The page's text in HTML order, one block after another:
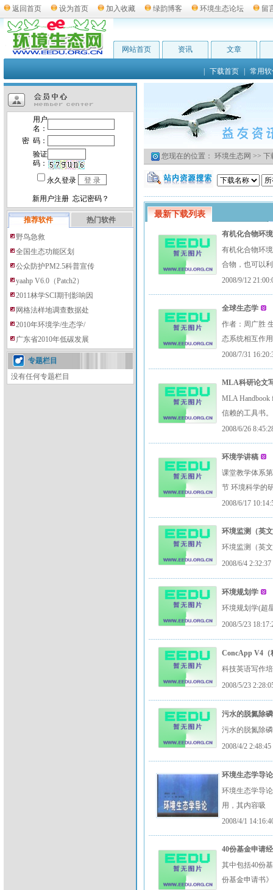
返回首页 设为首页 加入收藏 绿韵博客 环境生态论坛 留
网站首页 资讯 文章
下载首页 常用
推荐软件
热门软件
野鸟急救
全国生态功能区划
公众防护PM2.5科普宣传
yaahp V6.0（Patch2）
2011林学SCI期刊影响因
网格法样地调查数据处
2010年环境学/生态学/
广东省2010年低碳发展
专题栏目
没有任何专题栏目
您现在的位置： 环境生态网 >> 下
最新下载列表
有机化合物环
有机化合物环
合物，也可以
2008/9/12
全球生态学
作者：周广胜
态系统相互作
2008/7/31
MLA科研论文
MLA Handbook
信赖的工具书
2008/6/26
环境学讲稿
课堂教学体系
节 环境科学的
2008/6/17
环境监测（英
环境监测（英
2008/6/4 2:32:37
环境规划学
环境规划学(超
2008/5/23
ConcApp V4
科技英语写作
2008/5/23
污水的脱氮除
污水的脱氮除
2008/4/2 2:48:45
环境生态学导
环境生态学导
用，其内容吸
2008/4/1
40份基金申请
其中包括40份
份基金申请书